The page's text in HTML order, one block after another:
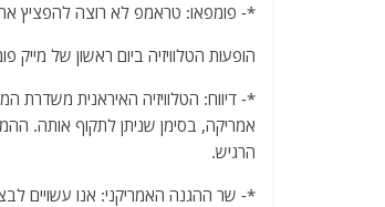
*- פומפאו: טראמפ לא רוצה להפציץ
הופעות הטלוויזיה ביום ראשון של
*- דיווח: הטלוויזיה האיראנית
אמריקה, בסימן שניתן לתקוף אותה.
הרגיש.
*- שר ההגנה האמריקני: אנו עשויים